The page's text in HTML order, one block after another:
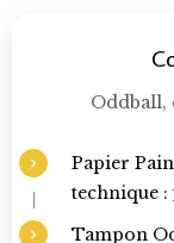
Oddball,
Papier
technique :
Tampon